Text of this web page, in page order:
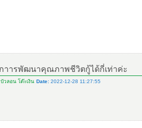
าารพัฒนาคุณภาพชีวิตกู้ได้กี่เท่าค่ะ
บัวลอน โต๊ะเงิน Date: 2022-12-28 11:27:55